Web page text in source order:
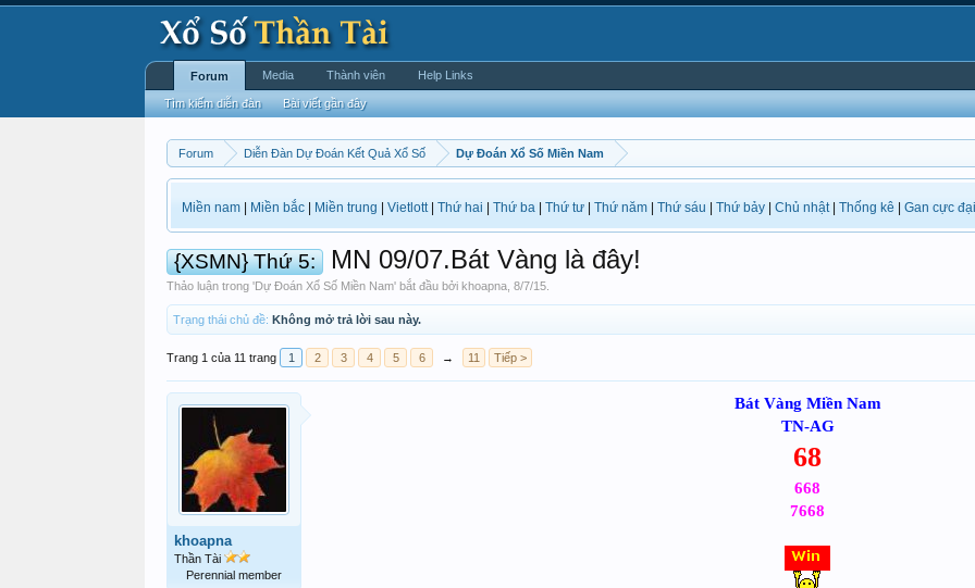
Forum Diễn Đàn Dự Đoán Kết Quả Xổ Số Dự Đoán Xổ Số Miền Nam
Miền nam Miền bắc Miền trung Vietlott| Thứ hai Thứ ba Thứ tư Thứ năm Thứ sáu Thứ bảy Chủ nhật| Thống kê Gan cực đại
{XSMN} Thứ 5: MN 09/07.Bát Vàng là đây!
Thảo luận trong 'Dự Đoán Xổ Số Miền Nam' bắt đầu bởi khoapna 8/7/15
Trạng thái chủ đề: Không mở trả lời sau này.
Trang 1 của 11 trang 1 2 3 4 5 6 → 11 Tiếp >
khoapna
Thần Tài
Perennial member
Bát Vàng Miền Nam
TN-AG
68
668
7668
Forum
Tìm kiếm diễn đàn Bài viết gần đây
Media Thành viên Help Links